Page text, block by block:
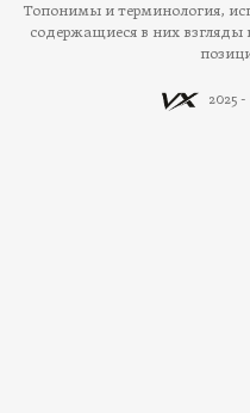
Топонимы и терминология,
содержащиеся в них взгляды
2025